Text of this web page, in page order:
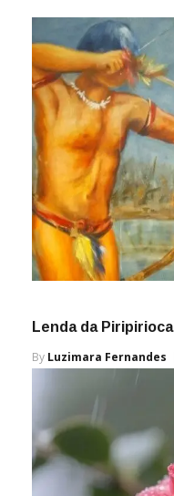
Lenda da Piripirioca
By Luzimara Fernandes